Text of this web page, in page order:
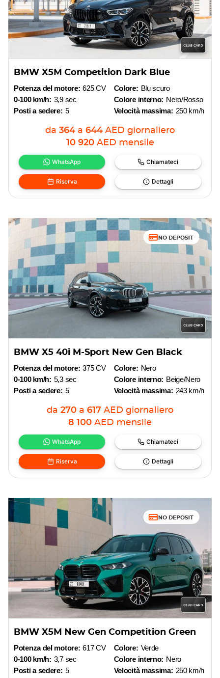
BMW X5M Competition Dark Blue
Potenza del motore: 625 CV
0-100 km/h: 3,9 sec
Posti a sedere: 5
Colore: Blu scuro
Colore interno: Nero/Rosso
Velocità massima: 250 km/h
da 364 a 644 AED giornaliero
10 920 AED mensile
WhatsApp Chiamateci
Riserva Dettagli
NO DEPOSIT
BMW X5 40i M-Sport New Gen Black
Potenza del motore: 375 CV
0-100 km/h: 5,3 sec
Posti a sedere: 5
Colore: Nero
Colore interno: Beige/Nero
Velocità massima: 243 km/h
da 270 a 617 AED giornaliero
8 100 AED mensile
WhatsApp Chiamateci
Riserva Dettagli
NO DEPOSIT
BMW X5M New Gen Competition Green
Potenza del motore: 617 CV
0-100 km/h: 3,7 sec
Posti a sedere: 5
Colore: Verde
Colore interno: Nero
Velocità massima: 250 km/h